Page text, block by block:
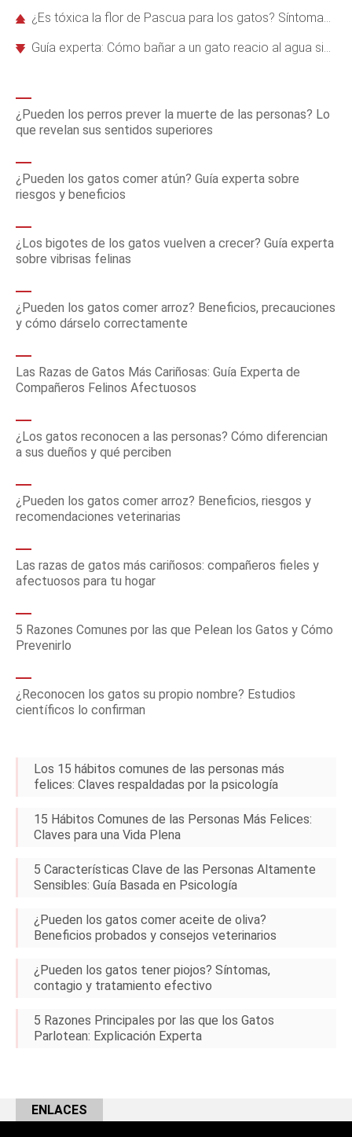
¿Es tóxica la flor de Pascua para los gatos? Síntomas y tratamiento veterinario
Guía experta: Cómo bañar a un gato reacio al agua sin arañazos ni estrés
¿Pueden los perros prever la muerte de las personas? Lo
que revelan sus sentidos superiores
¿Pueden los gatos comer atún? Guía experta sobre
riesgos y beneficios
¿Los bigotes de los gatos vuelven a crecer? Guía experta
sobre vibrisas felinas
¿Pueden los gatos comer arroz? Beneficios, precauciones
y cómo dárselo correctamente
Las Razas de Gatos Más Cariñosas: Guía Experta de
Compañeros Felinos Afectuosos
¿Los gatos reconocen a las personas? Cómo diferencian
a sus dueños y qué perciben
¿Pueden los gatos comer arroz? Beneficios, riesgos y
recomendaciones veterinarias
Las razas de gatos más cariñosos: compañeros fieles y
afectuosos para tu hogar
5 Razones Comunes por las que Pelean los Gatos y Cómo
Prevenirlo
¿Reconocen los gatos su propio nombre? Estudios
científicos lo confirman
Los 15 hábitos comunes de las personas más
felices: Claves respaldadas por la psicología
15 Hábitos Comunes de las Personas Más Felices:
Claves para una Vida Plena
5 Características Clave de las Personas Altamente
Sensibles: Guía Basada en Psicología
¿Pueden los gatos comer aceite de oliva?
Beneficios probados y consejos veterinarios
¿Pueden los gatos tener piojos? Síntomas,
contagio y tratamiento efectivo
5 Razones Principales por las que los Gatos
Parlotean: Explicación Experta
ENLACES